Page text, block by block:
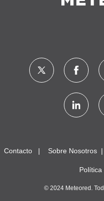
Contacto Sobre Nosotros
Política
© 2024 Meteored.